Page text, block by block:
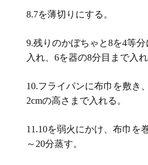
8.7を薄切りにする。
9.残りのかぼちゃと8を4等分
入れ、 6を器の8分目まで入れ
10.フライパンに布巾を敷き、
2cmの高さまで入れる。
11.10を弱火にかけ、布巾を
～ 20分蒸す。